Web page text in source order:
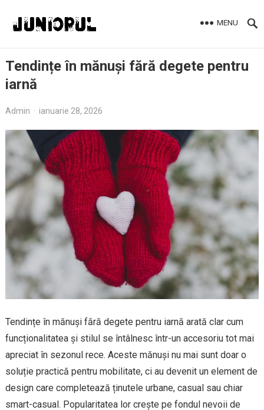
MENU
Tendințe în mănuși fără degete pentru
iarnă
Admin · ianuarie 28, 2026
Tendințe în mănuși fără degete pentru iarnă arată clar cum
funcționalitatea și stilul se întâlnesc într-un accesoriu tot mai
apreciat în sezonul rece. Aceste mănuși nu mai sunt doar o
soluție practică pentru mobilitate, ci au devenit un element de
design care completează ținutele urbane, casual sau chiar
smart-casual. Popularitatea lor crește pe fondul nevoii de